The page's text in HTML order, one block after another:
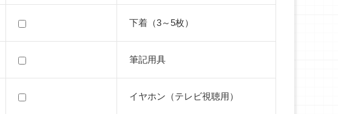
下着（3～5枚）
筆記用具
イヤホン（テレビ視聴用）